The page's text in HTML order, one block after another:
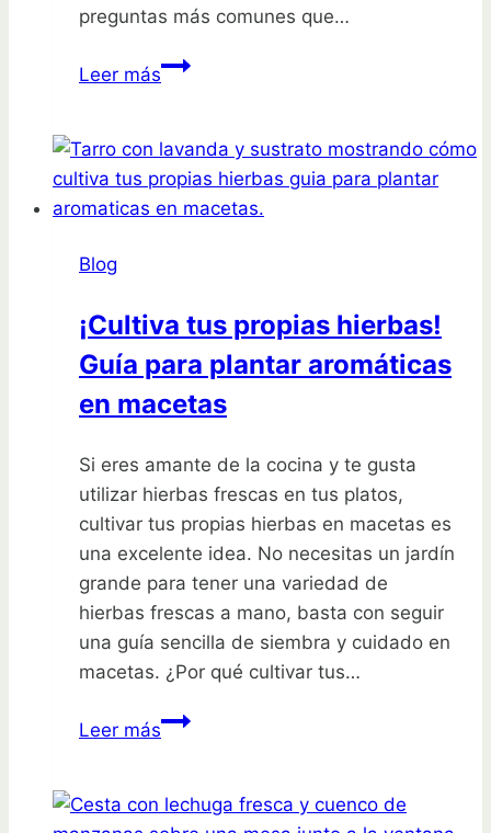
preguntas más comunes que…
Leer másGuía
semillas
plantar
en
Blog
¡Cultiva tus propias hierbas!
Guía para plantar aromáticas
en macetas
Si eres amante de la cocina y te gusta
utilizar hierbas frescas en tus platos,
cultivar tus propias hierbas en macetas es
una excelente idea. No necesitas un jardín
grande para tener una variedad de
hierbas frescas a mano, basta con seguir
una guía sencilla de siembra y cuidado en
macetas. ¿Por qué cultivar tus…
Leer más¡Cultiva
hierbas!